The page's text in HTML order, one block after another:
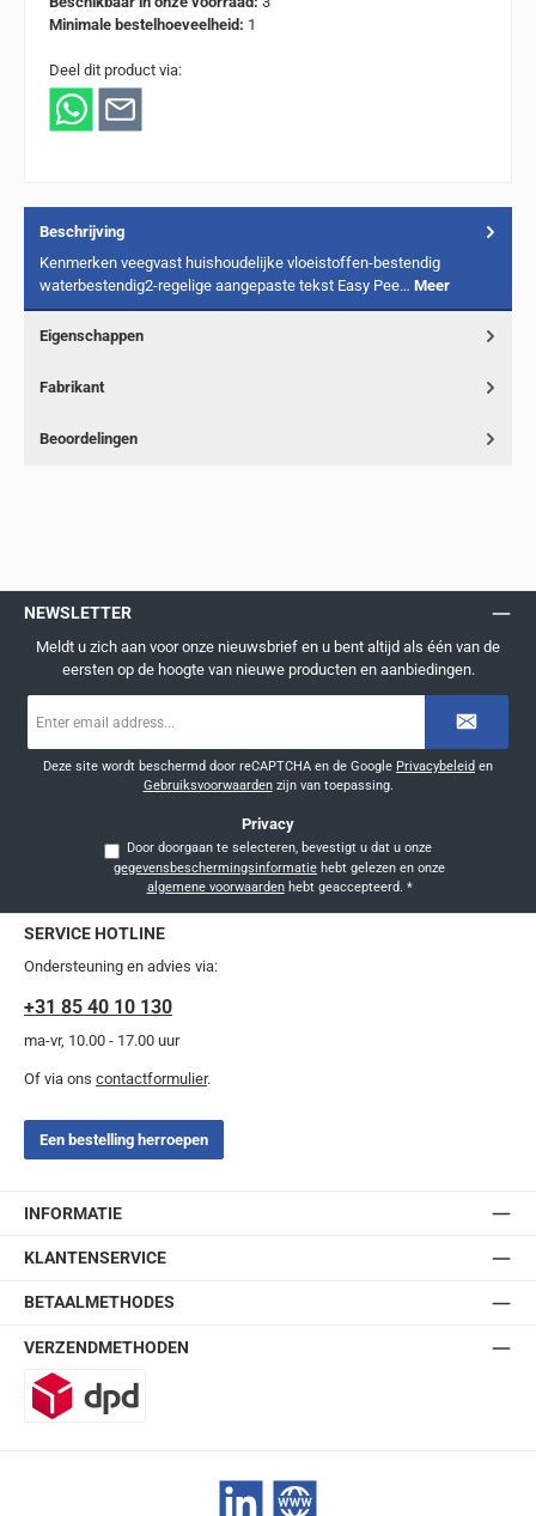
Minimale bestelhoeveelheid: 1
Deel dit product via:
Beschrijving
Kenmerken veegvast huishoudelijke vloeistoffen-bestendig
waterbestendig2-regelige aangepaste tekst Easy Pee… Meer
Eigenschappen
Fabrikant
Beoordelingen
NEWSLETTER
Meldt u zich aan voor onze nieuwsbrief en u bent altijd als één van de
eersten op de hoogte van nieuwe producten en aanbiedingen.
mailadres
Deze site wordt beschermd door reCAPTCHA en de Google Privacybeleid en
Gebruiksvoorwaardenzijn van toepassing.
Privacy
Door doorgaan te selecteren, bevestigt u dat u onze
gegevensbeschermingsinformatie
algemene voorwaardenhebt geaccepteerd. *
SERVICE HOTLINE
Ondersteuning en advies via:
+31 85 40 10 130
ma-vr, 10.00 - 17.00 uur
Of via ons contactformulier.
Een bestelling herroepen
INFORMATIE
KLANTENSERVICE
BETAALMETHODES
VERZENDMETHODEN
LinkedIn Website